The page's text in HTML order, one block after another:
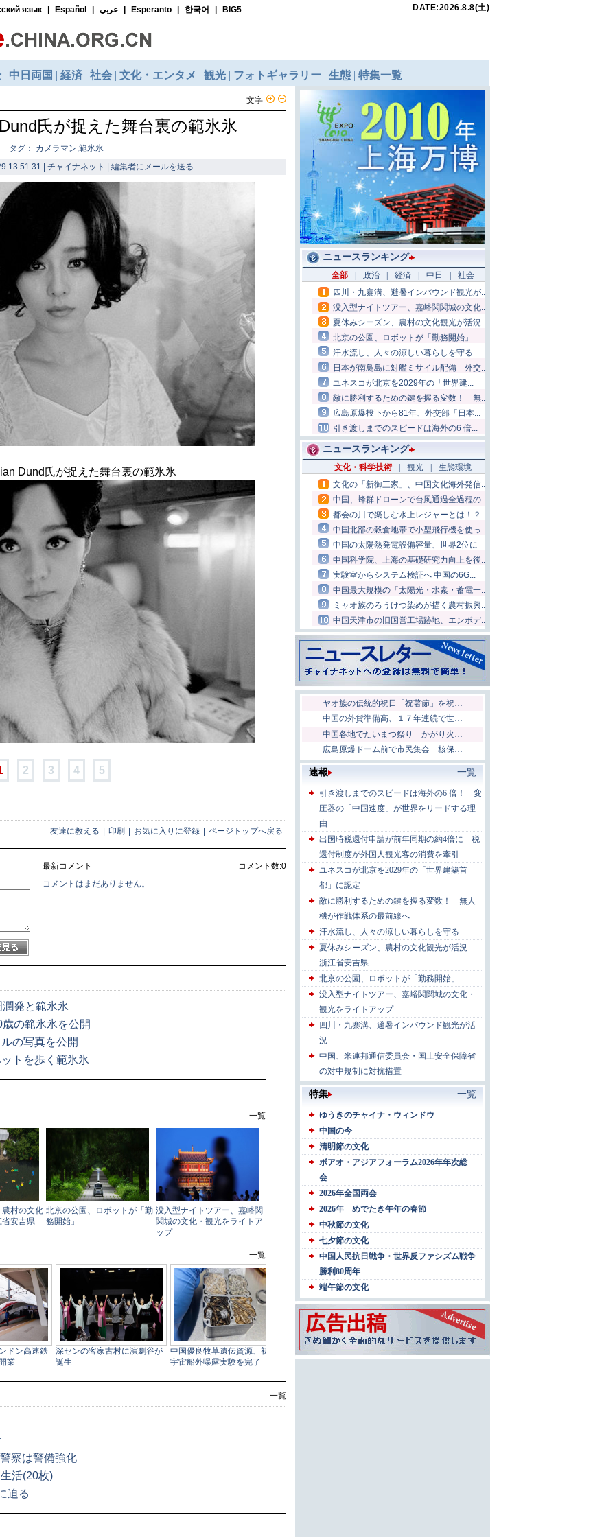
文字
氏が捉えた舞台裏の範氷氷
タグ： カメラマン,範氷氷
13:51:31 | チャイナネット | 編集者にメールを送る
Dund氏が捉えた舞台裏の範氷氷
2 3 4 5
友達に教える 印刷 お気に入りに登録 ページトップへ戻る
コメント数:0
最新コメント
コメントはまだありません。
発と範氷氷
の範氷氷を公開
の写真を公開
トを歩く範氷氷
一覧
察は警備強化
活(20枚)
迫る